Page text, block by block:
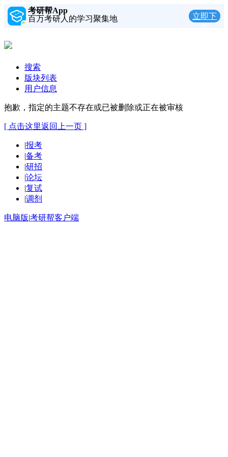
考研帮App
百万考研人的学习聚集地
立即下
搜索
版块列表
用户信息
抱歉，指定的主题不存在或已被删除或正在被审核
[ 点击这里返回上一页 ]
|报考
|备考
|研招
|论坛
|复试
|调剂
电脑版|考研帮客户端